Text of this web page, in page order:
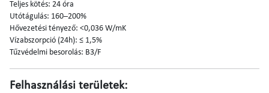
Teljes kötés: 24 óra
Utótágulás: 160–200%
Hővezetési tényező: <0,036 W/mK
Vízabszorpció (24h): ≤ 1,5%
Tűzvédelmi besorolás: B3/F
Felhasználási területek: